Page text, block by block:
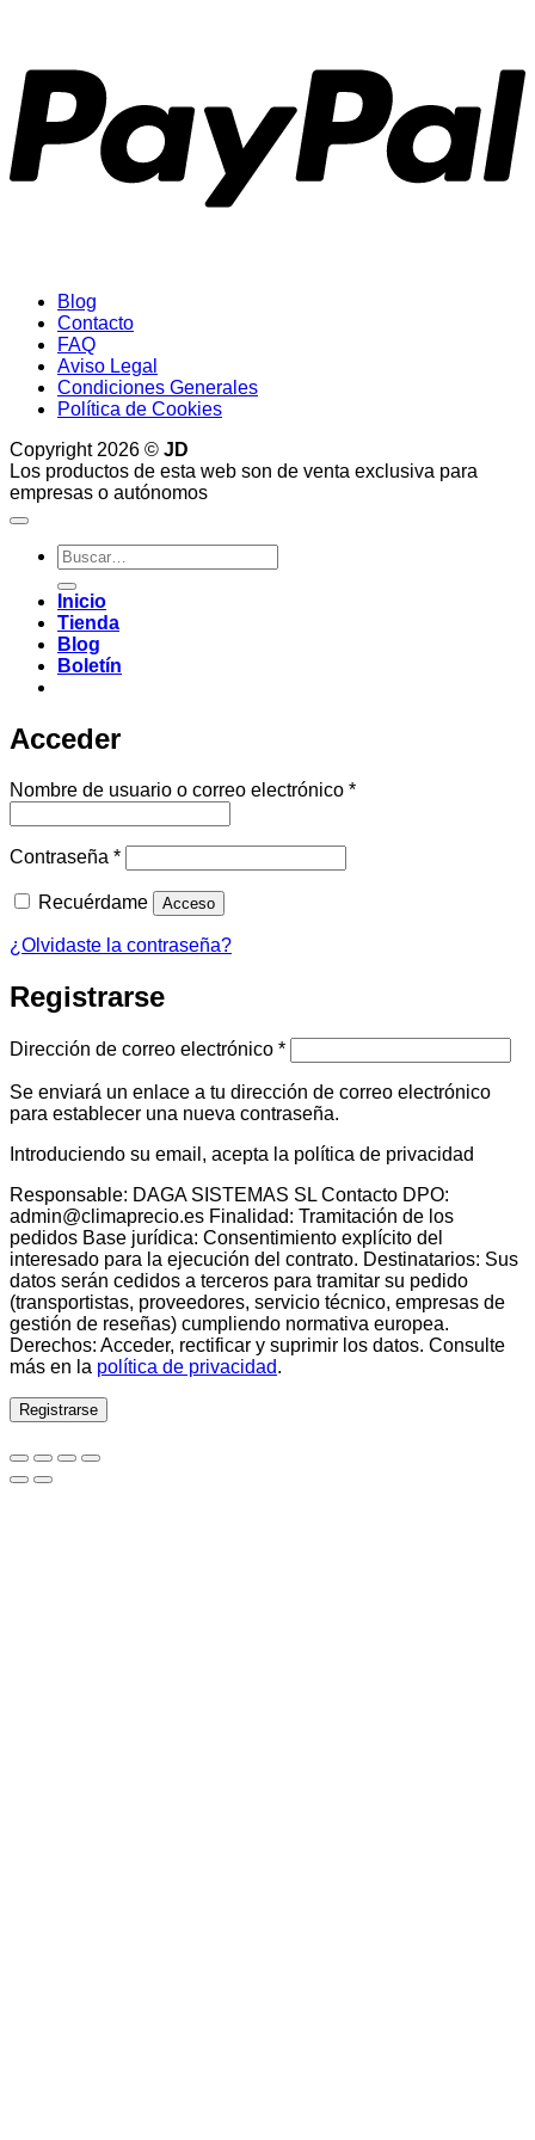
Blog
Contacto
FAQ
Aviso Legal
Condiciones Generales
Política de Cookies
Copyright 2026 © JD
Los productos de esta web son de venta exclusiva para
empresas o autónomos
Buscar
por:
Inicio
Tienda
Blog
Boletín
Acceder
Nombre de usuario o correo electrónico *Obligatorio
Contraseña *Obligatorio
Recuérdame Acceso
¿Olvidaste la contraseña?
Registrarse
Dirección de correo electrónico *Obligatorio
Se enviará un enlace a tu dirección de correo electrónico
para establecer una nueva contraseña.
Introduciendo su email, acepta la política de privacidad
Responsable: DAGA SISTEMAS SL Contacto DPO:
admin@climaprecio.es Finalidad: Tramitación de los
pedidos Base jurídica: Consentimiento explícito del
interesado para la ejecución del contrato. Destinatarios: Sus
datos serán cedidos a terceros para tramitar su pedido
(transportistas, proveedores, servicio técnico, empresas de
gestión de reseñas) cumpliendo normativa europea.
Derechos: Acceder, rectificar y suprimir los datos. Consulte
más en la política de privacidad.
Registrarse